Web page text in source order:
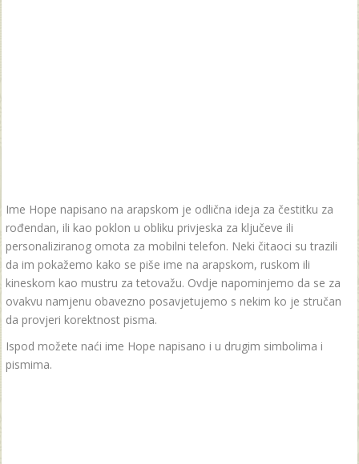
Ime Hope napisano na arapskom je odlična ideja za čestitku za
rođendan, ili kao poklon u obliku privjeska za ključeve ili
personaliziranog omota za mobilni telefon. Neki čitaoci su trazili
da im pokažemo kako se piše ime na arapskom, ruskom ili
kineskom kao mustru za tetovažu. Ovdje napominjemo da se za
ovakvu namjenu obavezno posavjetujemo s nekim ko je stručan
da provjeri korektnost pisma.
Ispod možete naći ime Hope napisano i u drugim simbolima i
pismima.